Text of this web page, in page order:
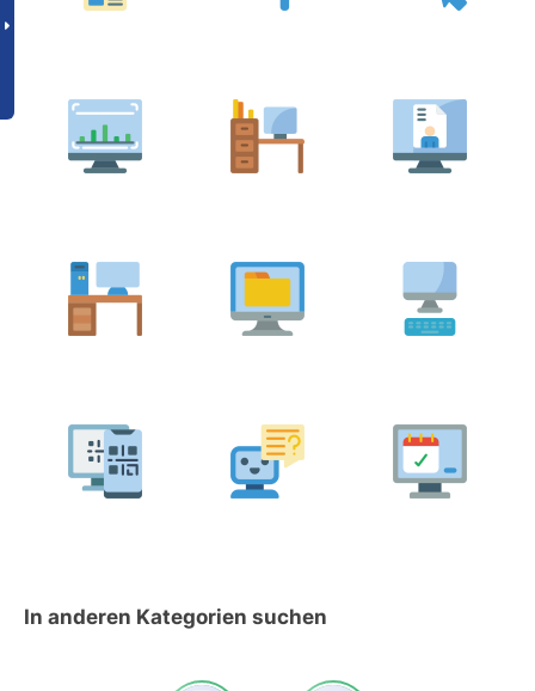
In anderen Kategorien suchen